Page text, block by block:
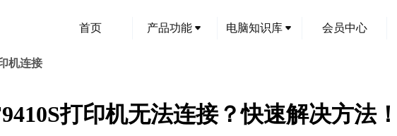
首页 产品功能 电脑知识库 会员中心
机连接
打印机无法连接？快速解决方法！